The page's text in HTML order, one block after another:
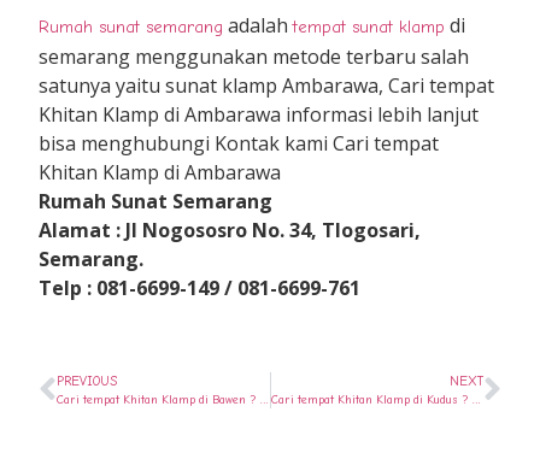
Rumah sunat semarang adalahtempat sunat klamp di
semarang menggunakan metode terbaru salah
satunya yaitu sunat klamp Ambarawa, Cari tempat
Khitan Klamp di Ambarawa informasi lebih lanjut
bisa menghubungi Kontak kami Cari tempat
Khitan Klamp di Ambarawa
Rumah Sunat Semarang
Alamat : Jl Nogososro No. 34, Tlogosari,
Semarang.
Telp : 081-6699-149 / 081-6699-761
PREVIOUS NEXT